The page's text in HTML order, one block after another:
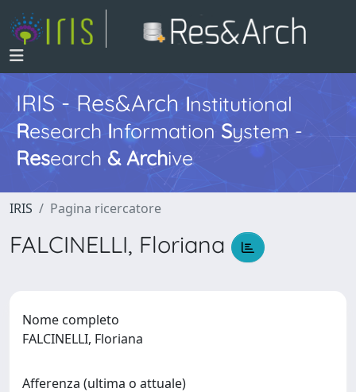
IRIS - Res&ArchInstitutional
Research InformationSystem -
Research & Archive
IRIS Pagina ricercatore
FALCINELLI, Floriana
Nome completo
FALCINELLI, Floriana
Afferenza (ultima o attuale)